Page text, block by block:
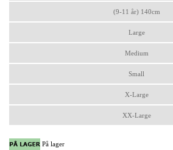
(9-11 år) 140cm
Large
Medium
Small
X-Large
XX-Large
På lager